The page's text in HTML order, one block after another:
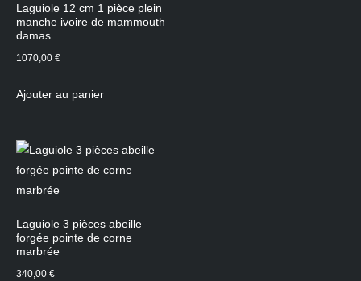
Laguiole 12 cm 1 pièce plein
manche ivoire de mammouth
damas
1070,00 €
Ajouter au panier
Laguiole 3 pièces abeille
forgée pointe de corne
marbrée
340,00 €